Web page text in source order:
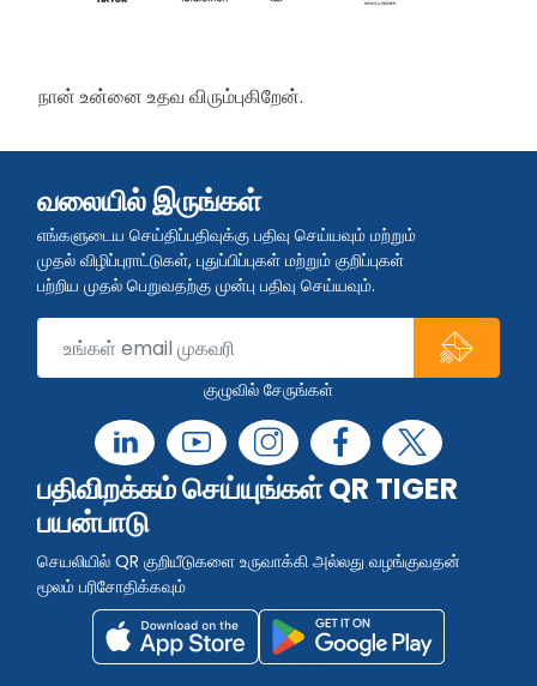
நான் உன்னை உதவ விரும்புகிறேன்.
வலையில் இருங்கள்
எங்களுடைய செய்திப்பதிவுக்கு பதிவு செய்யவும் மற்றும்
முதல் விழிப்புராட்டுகள், புதுப்பிப்புகள் மற்றும் குறிப்புகள்
பற்றிய முதல் பெறுவதற்கு முன்பு பதிவு செய்யவும்.
குழுவில் சேருங்கள்
பதிவிறக்கம் செய்யுங்கள் QR TIGER
பயன்பாடு
செயலியில் QR குறியீடுகளை உருவாக்கி அல்லது வழங்குவதன்
மூலம் பரிசோதிக்கவும்